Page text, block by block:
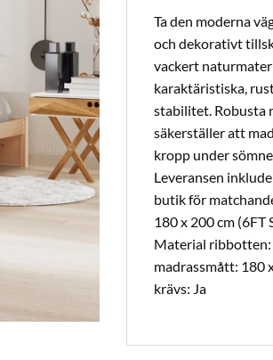
Ta den moderna
och dekorativt
vackert
karaktäristiska,
stabilitet. Robusta
säkerställer att
kropp under
Leveransen
butik för
180 x 200 cm
Material ribbotten:
madrassmått: 180
krävs: Ja